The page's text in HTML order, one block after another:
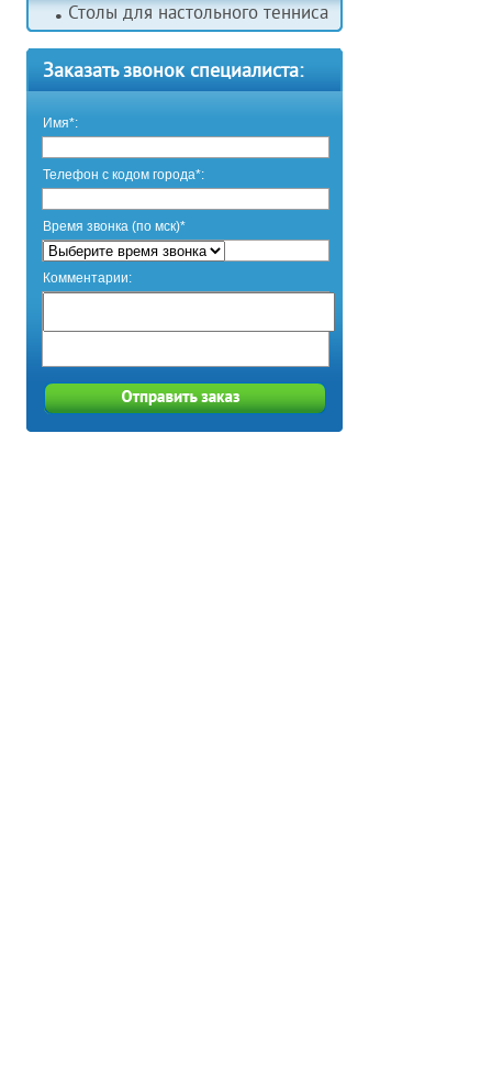
Столы для настольного тенниса
Заказать звонок специалиста:
Имя*:
Телефон с кодом города*:
Время звонка (по мск)*
Комментарии: